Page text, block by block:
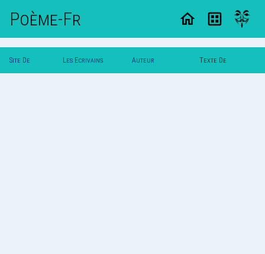
Poème-Fr
Site De Les Ecrivains Auteur Texte De